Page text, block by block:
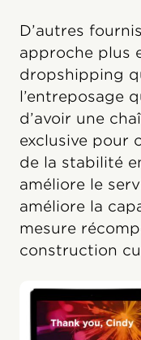
D’autres
approche plus
dropshipping
l’entreposage
d’avoir une
exclusive pour
de la stabilité
améliore le
améliore la
mesure
construction